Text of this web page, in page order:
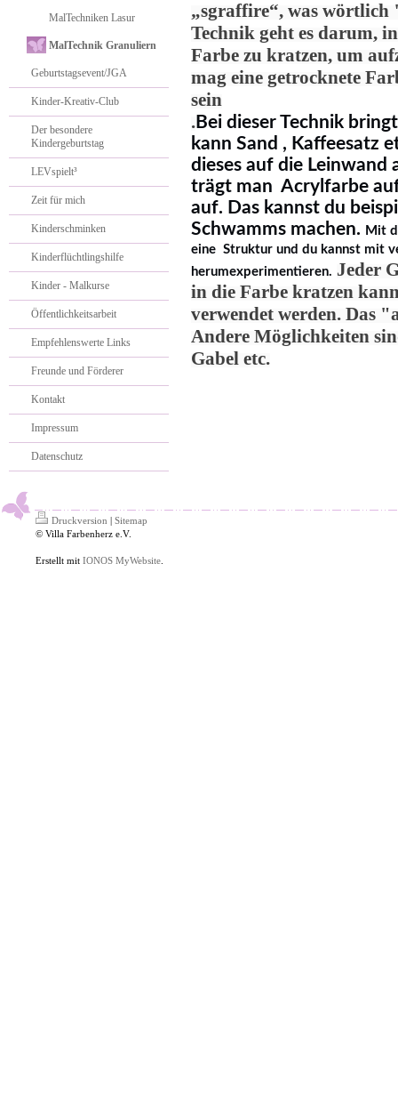
MalTechniken Lasur
MalTechnik Granuliern
Geburtstagsevent/JGA
Kinder-Kreativ-Club
Der besondere
Kindergeburtstag
LEVspielt³
Zeit für mich
Kinderschminken
Kinderflüchtlingshilfe
Kinder - Malkurse
Öffentlichkeitsarbeit
Empfehlenswerte Links
Freunde und Förderer
Kontakt
Impressum
Datenschutz
„sgraffire“, was
Technik geht es darum,
Farbe zu kratzen, um
mag eine getrocknete
sein
.Bei dieser Technik
kann Sand , Kaffeesatz
dieses auf die Leinwand
trägt man Acrylfarbe
auf. Das kannst du
Schwamms machen. Mit
eine Struktur und du kannst mit
herumexperimentieren. Jeder
in die Farbe kratzen
verwendet werden. Das
Andere Möglichkeiten
Gabel etc.
Druckversion | Sitemap
© Villa Farbenherz e.V.
Erstellt mit IONOS MyWebsite